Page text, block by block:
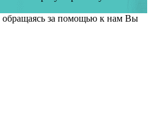
обращаясь за помощью к нам Вы